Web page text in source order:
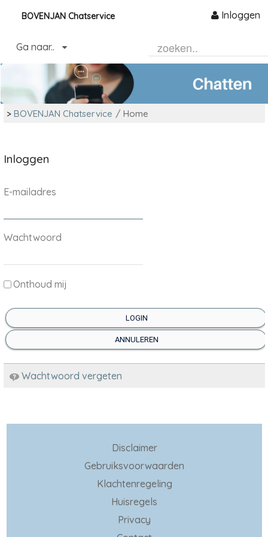
Inloggen
BOVENJAN Chatservice
Home
Ga naar..
> BOVENJAN Chatservice / Home
Inloggen
E-mailadres
Wachtwoord
Onthoud mij
LOGIN
ANNULEREN
Wachtwoord vergeten
Disclaimer
Gebruiksvoorwaarden
Klachtenregeling
Huisregels
Privacy